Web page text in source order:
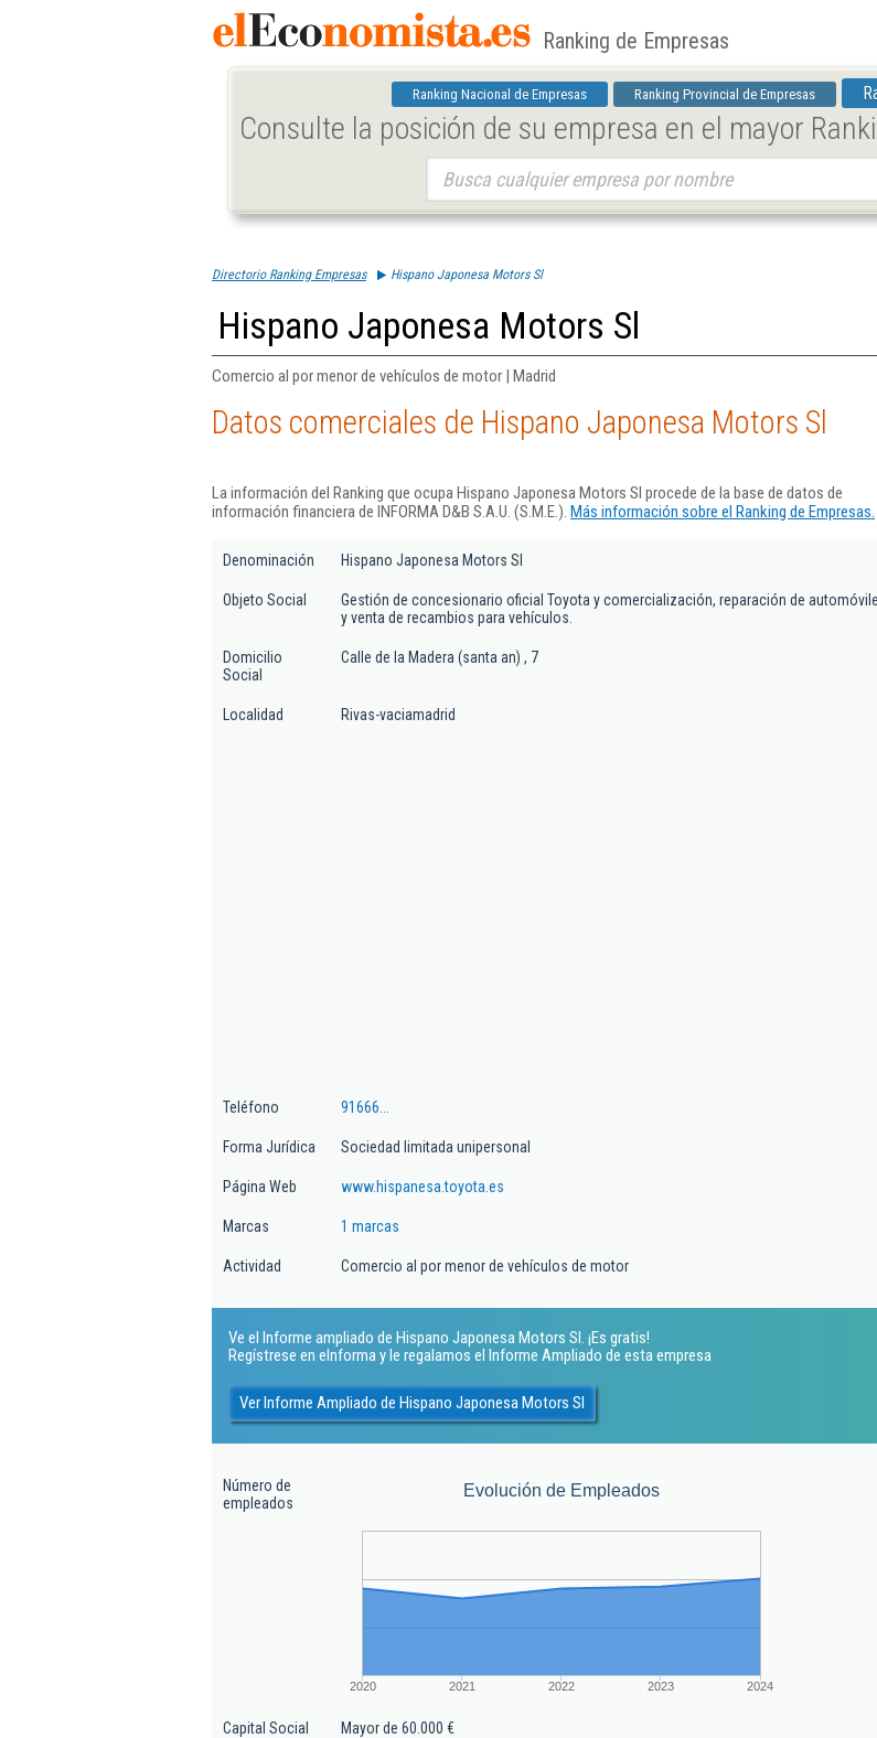
Ranking de Empresas
Ranking Nacional de Empresas Ranking Provincial de Empresas
Consulte la posición de su empresa en el mayor
Directorio Ranking Empresas Hispano Japonesa Motors Sl
Hispano Japonesa Motors Sl
Comercio al por menor de vehículos de motor | Madrid
Datos comerciales de Hispano Japonesa Motors Sl
La información del Ranking que ocupa Hispano Japonesa Motors Sl procede de la base de datos de
información financiera de INFORMA D&B S.A.U. (S.M.E.). Más información sobre el Ranking de Empresas.
Denominación Hispano Japonesa Motors Sl
Objeto Social
Gestión de concesionario oficial Toyota y comercialización, reparación de
y venta de recambios para vehículos.
Domicilio
Social
Calle de la Madera (santa an) , 7
Localidad Rivas-vaciamadrid
Teléfono 91666...
Forma Jurídica Sociedad limitada unipersonal
Página Web www.hispanesa.toyota.es
Marcas 1 marcas
Actividad Comercio al por menor de vehículos de motor
Ve el Informe ampliado de Hispano Japonesa Motors Sl. ¡Es gratis!
Regístrese en eInforma y le regalamos el Informe Ampliado de esta empresa
Ver Informe Ampliado de Hispano Japonesa Motors Sl
Número de
empleados
Evolución de Empleados
2020 2021 2022 2023 2024
Capital Social Mayor de 60.000 €